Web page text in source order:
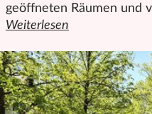
geöffneten Räumen und
Weiterlesen
den ganzen Artikel